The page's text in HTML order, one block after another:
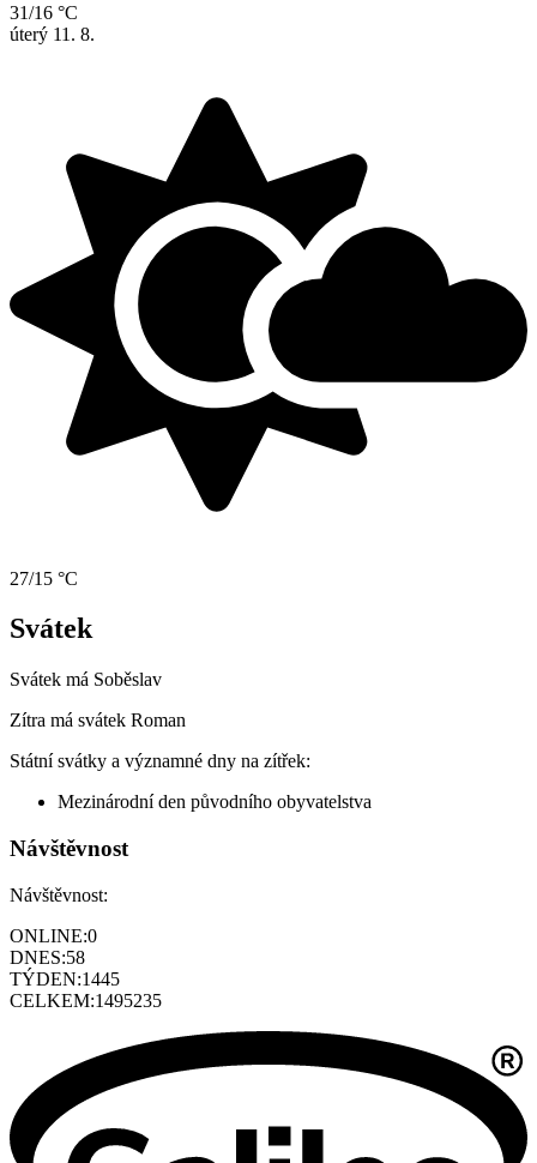
31/16 °C
úterý 11. 8.
27/15 °C
Svátek
Svátek má Soběslav
Zítra má svátek Roman
Státní svátky a významné dny na zítřek:
Mezinárodní den původního obyvatelstva
Návštěvnost
Návštěvnost:
ONLINE:0
DNES:58
TÝDEN:1445
CELKEM:1495235